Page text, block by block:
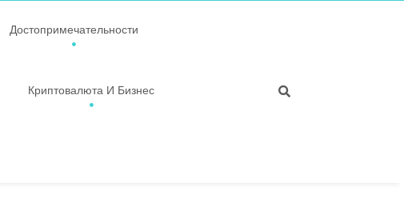
Достопримечательности
Криптовалюта И Бизнес